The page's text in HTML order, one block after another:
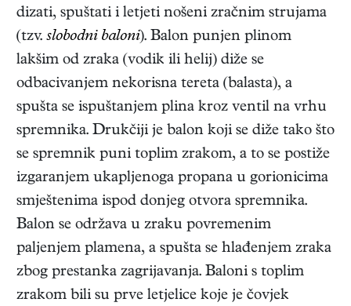
dizati, spuštati i letjeti nošeni zračnim strujama
(tzv. slobodni baloni). Balon punjen plinom
lakšim od zraka (vodik ili helij) diže se
odbacivanjem nekorisna tereta (balasta), a
spušta se ispuštanjem plina kroz ventil na vrhu
spremnika. Drukčiji je balon koji se diže tako što
se spremnik puni toplim zrakom, a to se postiže
izgaranjem ukapljenoga propana u gorionicima
smještenima ispod donjeg otvora spremnika.
Balon se održava u zraku povremenim
paljenjem plamena, a spušta se hlađenjem zraka
zbog prestanka zagrijavanja. Baloni s toplim
zrakom bili su prve letjelice koje je čovjek